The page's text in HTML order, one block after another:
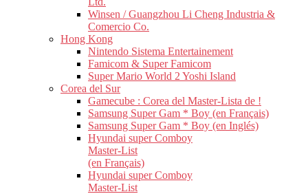
Winsen / Guangzhou Li Cheng Industria &
Comercio Co.
Hong Kong
Nintendo Sistema Entertainement
Famicom & Super Famicom
Super Mario World 2 Yoshi Island
Corea del Sur
Gamecube : Corea del Master-Lista de !
Samsung Super Gam * Boy (en Français)
Samsung Super Gam * Boy (en Inglés)
Hyundai super Comboy
Master-List
(en Français)
Hyundai super Comboy
Master-List